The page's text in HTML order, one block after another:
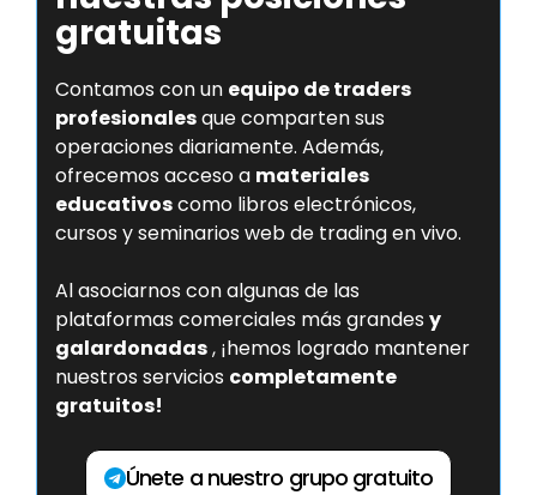
p
o
n
s
r
e
e
n
gratuitas
Contamos con un equipo de traders
profesionalesque comparten sus
operaciones diariamente. Además,
ofrecemos acceso a materiales
educativoscomo libros electrónicos,
cursos y seminarios web de trading en vivo.
Al asociarnos con algunas de las
plataformas comerciales más grandes y
galardonadas, ¡hemos logrado mantener
nuestros servicios completamente
gratuitos!
Únete a nuestro grupo gratuito